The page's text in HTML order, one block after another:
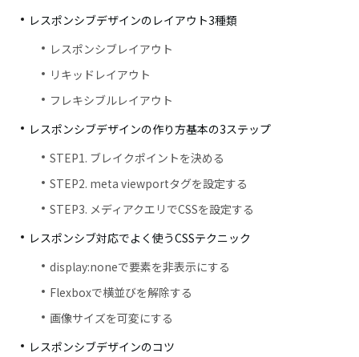
レスポンシブデザインのレイアウト3種類
レスポンシブレイアウト
リキッドレイアウト
フレキシブルレイアウト
レスポンシブデザインの作り方基本の3ステップ
STEP1. ブレイクポイントを決める
STEP2. meta viewportタグを設定する
STEP3. メディアクエリでCSSを設定する
レスポンシブ対応でよく使うCSSテクニック
display:noneで要素を非表示にする
Flexboxで横並びを解除する
画像サイズを可変にする
レスポンシブデザインのコツ